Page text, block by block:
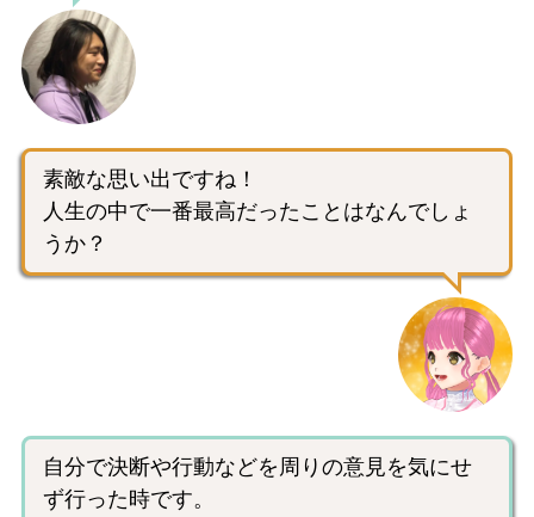
素敵な思い出ですね！
人生の中で一番最高だったことはなんでしょ
うか？
自分で決断や行動などを周りの意見を気にせ
ず行った時です。